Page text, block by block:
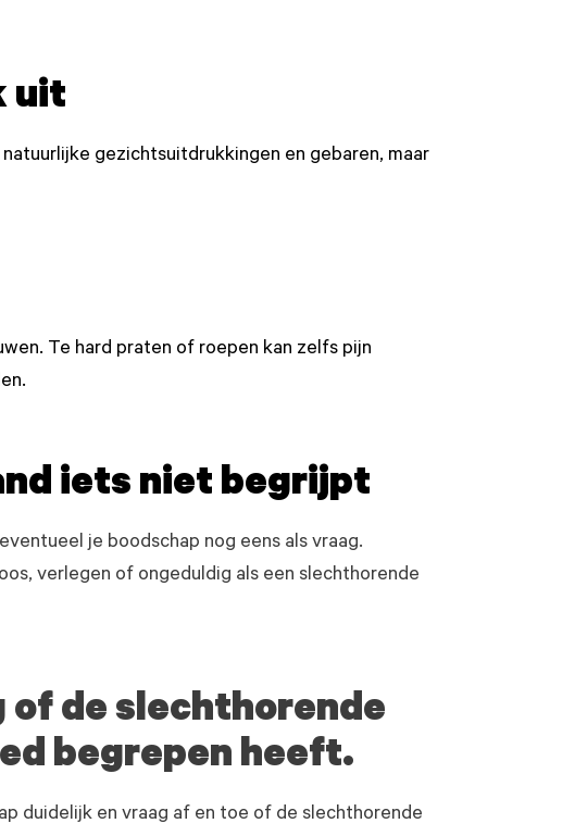
uit
gezichtsuitdrukkingen en gebaren, maar
Te hard praten of roepen kan zelfs pijn
iets niet begrijpt
je boodschap nog eens als vraag.
verlegen of ongeduldig als een slechthorende
of de slechthorende
begrepen heeft.
duidelijk en vraag af en toe of de slechthorende